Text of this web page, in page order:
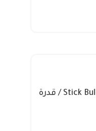
Stick Bulb Power:12W Color:6500K/3000K / قدرة